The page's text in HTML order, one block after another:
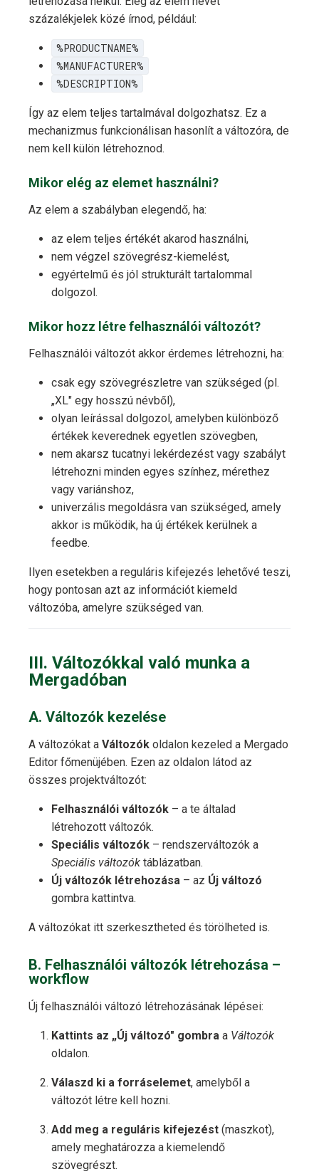
százalékjelek közé írnod, például:
%PRODUCTNAME%
%MANUFACTURER%
%DESCRIPTION%
Így az elem teljes tartalmával dolgozhatsz. Ez a
mechanizmus funkcionálisan hasonlít a változóra, de
nem kell külön létrehoznod.
Mikor elég az elemet használni?
Az elem a szabályban elegendő, ha:
az elem teljes értékét akarod használni,
nem végzel szövegrész-kiemelést,
egyértelmű és jól strukturált tartalommal
dolgozol.
Mikor hozz létre felhasználói változót?
Felhasználói változót akkor érdemes létrehozni, ha:
csak egy szövegrészletre van szükséged (pl.
„XL" egy hosszú névből),
olyan leírással dolgozol, amelyben különböző
értékek keverednek egyetlen szövegben,
nem akarsz tucatnyi lekérdezést vagy szabályt
létrehozni minden egyes színhez, mérethez
vagy variánshoz,
univerzális megoldásra van szükséged, amely
akkor is működik, ha új értékek kerülnek a
feedbe.
Ilyen esetekben a reguláris kifejezés lehetővé teszi,
hogy pontosan azt az információt kiemeld
változóba, amelyre szükséged van.
III. Változókkal való munka a
Mergadóban
A. Változók kezelése
A változókat a Változók oldalon kezeled a Mergado
Editor főmenüjében. Ezen az oldalon látod az
összes projektváltozót:
Felhasználói változók – a te általad
létrehozott változók.
Speciális változók – rendszerváltozók a
Speciális változók táblázatban.
Új változók létrehozása – az Új változó
gombra kattintva.
A változókat itt szerkesztheted és törölheted is.
B. Felhasználói változók létrehozása –
workflow
Új felhasználói változó létrehozásának lépései:
Kattints az „Új változó" gombra a Változók
oldalon.
Válaszd ki a forráselemet, amelyből a
változót létre kell hozni.
Add meg a reguláris kifejezést (maszkot),
amely meghatározza a kiemelendő
szövegrészt.